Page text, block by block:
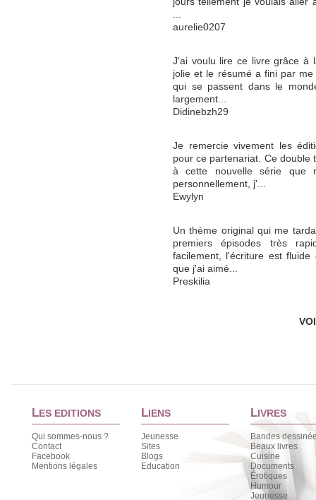
...
aurelie0207
J'ai voulu lire ce livre grâce à
jolie et le résumé a fini par
qui se passent dans le
largement...
Didinebzh29
Je remercie vivement les
pour ce partenariat. Ce double
à cette nouvelle série que
personnellement, j'...
Ewylyn
Un thème original qui me
premiers épisodes très
facilement, l'écriture est
que j'ai aimé...
Preskilia
LES EDITIONS
Qui sommes-nous ?
Contact
Facebook
Mentions légales
LIENS
Jeunesse
Sites
Blogs
Education
LIVRES
Bandes
Beaux livres
Cuisine
Documents
Érotiques
Humour
Jeunesse